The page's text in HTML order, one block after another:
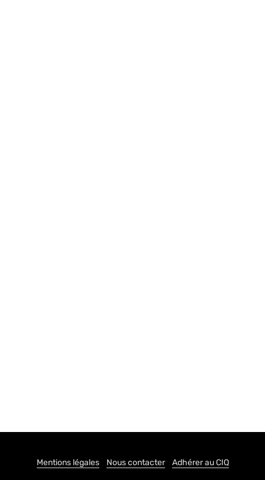
Mentions légales Nous contacter Adhérer au CIQ